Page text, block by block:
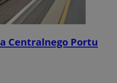
Centralnego Portu